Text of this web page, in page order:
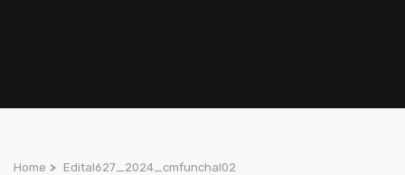
Home > Edital627_2024_cmfunchal02